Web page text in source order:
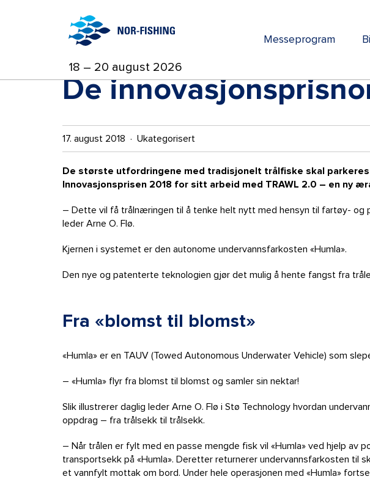
18 – 20 august 2026
Messeprogram
De
17. august 2018 · Ukategorisert
De største utfordringene med tradisjonelt trålfiske skal
Innovasjonsprisen 2018 for sitt arbeid med TRAWL 2.0 – en ny
– Dette vil få trålnæringen til å tenke helt nytt med hensyn til fartøy- og
leder Arne O. Flø.
Kjernen i systemet er den autonome undervannsfarkosten «Humla».
Den nye og patenterte teknologien gjør det mulig å hente fangst fra
Fra «blomst til blomst»
«Humla» er en TAUV (Towed Autonomous Underwater Vehicle) som
– «Humla» flyr fra blomst til blomst og samler sin nektar!
Slik illustrerer daglig leder Arne O. Flø i Stø Technology hvordan
oppdrag – fra trålsekk til trålsekk.
– Når trålen er fylt med en passe mengde fisk vil «Humla» ved hjelp av
transportsekk på «Humla». Deretter returnerer undervannsfarkosten til
et vannfylt mottak om bord. Under hele operasjonen med «Humla»